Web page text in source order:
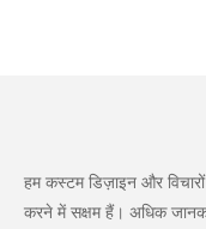
हम कस्टम डिज़ाइन और
करने में सक्षम हैं। अधिक